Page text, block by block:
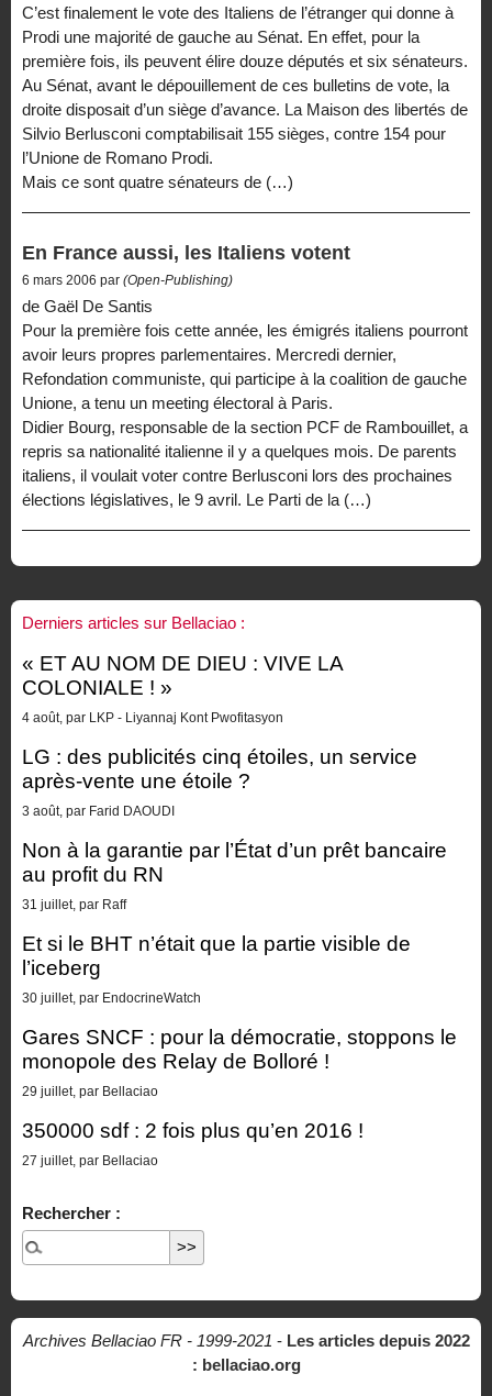
C’est finalement le vote des Italiens de l’étranger qui donne à
Prodi une majorité de gauche au Sénat. En effet, pour la
première fois, ils peuvent élire douze députés et six sénateurs.
Au Sénat, avant le dépouillement de ces bulletins de vote, la
droite disposait d’un siège d’avance. La Maison des libertés de
Silvio Berlusconi comptabilisait 155 sièges, contre 154 pour
l’Unione de Romano Prodi.
Mais ce sont quatre sénateurs de (…)
En France aussi, les Italiens votent
6 mars 2006 par (Open-Publishing)
de Gaël De Santis
Pour la première fois cette année, les émigrés italiens pourront
avoir leurs propres parlementaires. Mercredi dernier,
Refondation communiste, qui participe à la coalition de gauche
Unione, a tenu un meeting électoral à Paris.
Didier Bourg, responsable de la section PCF de Rambouillet, a
repris sa nationalité italienne il y a quelques mois. De parents
italiens, il voulait voter contre Berlusconi lors des prochaines
élections législatives, le 9 avril. Le Parti de la (…)
Derniers articles sur Bellaciao :
« ET AU NOM DE DIEU : VIVE LA
COLONIALE ! »
4 août, par LKP - Liyannaj Kont Pwofitasyon
LG : des publicités cinq étoiles, un service
après-vente une étoile ?
3 août, par Farid DAOUDI
Non à la garantie par l’État d’un prêt bancaire
au profit du RN
31 juillet, par Raff
Et si le BHT n’était que la partie visible de
l’iceberg
30 juillet, par EndocrineWatch
Gares SNCF : pour la démocratie, stoppons le
monopole des Relay de Bolloré !
29 juillet, par Bellaciao
350000 sdf : 2 fois plus qu’en 2016 !
27 juillet, par Bellaciao
Rechercher :
Archives Bellaciao FR - 1999-2021 - Les articles depuis 2022
: bellaciao.org